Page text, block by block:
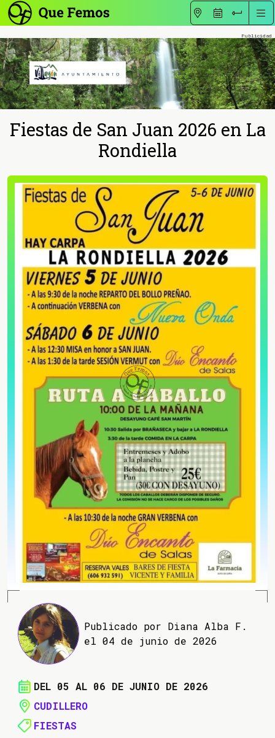
Fiestas de San Juan 2026 en La
Rondiella
Publicado por Diana Alba F.
el 04 de junio de 2026
DEL 05 AL 06 DE JUNIO DE 2026
CUDILLERO
FIESTAS